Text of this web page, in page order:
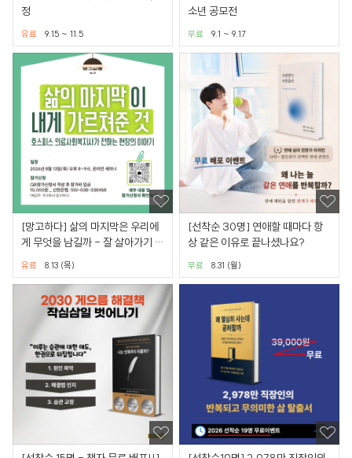
정
9.15 ~ 11.5
유료
소년 공모전
9.1 ~ 9.17
무료
[망고하다] 삶의 마지막은 우리에
게 무엇을 남길까 - 잘 살아가기 위
한 삶과 이별 이야기
8.13 (목)
유료
[선착순 30명] 연애할 때마다 항
상 같은 이유로 끝나셨나요?
8.31 (월)
무료